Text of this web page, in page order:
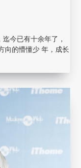
迄今已有十余年了，
向的懵懂少 年，成长